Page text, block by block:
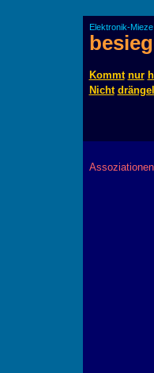
Elektronik-
Kommt nur
Nicht